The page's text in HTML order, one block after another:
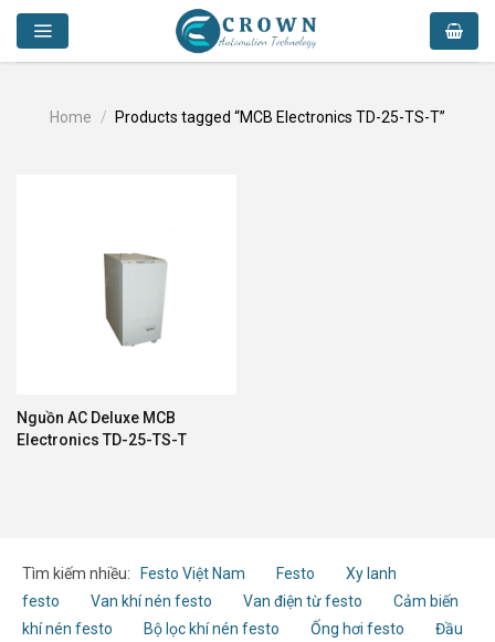
Skip
content
Home / Products tagged “MCB Electronics TD-25-TS-T”
Nguồn AC Deluxe MCB
Electronics TD-25-TS-T
Tìm kiếm nhiều: Festo Việt Nam Festo
Xy lanh
festo
Van khí nén festo Van điện từ festo
Cảm biến
khí nén festo
Bộ lọc khí nén festo Ống hơi festo
Đầu